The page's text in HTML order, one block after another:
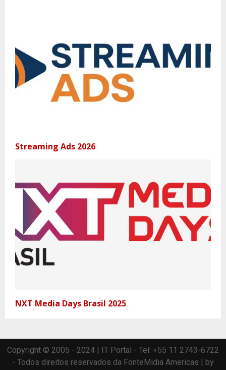
Streaming Ads 2026
NXT Media Days Brasil 2025
Copyright © 2005 - 2024 | IT Portal - Tel: +55 11 2743-6722
- Todos direitos reservados da FonteMidia Americas | by